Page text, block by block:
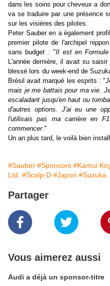
dans les soins pour cheveux a
va se traduire par une présence
sur les visières des pilotes.
Peter Sauber en a également
premier pilote de l'archipel
sans budget : "Il est en
L'année dernière, il avait su
blessé lors du week-end de
Brésil avait marqué les esprits : "
mais je me battais pour ma vie.
escaladant jusqu'en haut ou
d'autres options. J'ai eu une
l'utilisais pas ma carrière en
commencer."
Un an plus tard, le voilà bien
#Sauber #Sponsors #Kamui
Ltd. #Scalp-D #Japon #Suzuka
Partager
Vous aimerez aussi
Audi a déjà un sponsor-titre